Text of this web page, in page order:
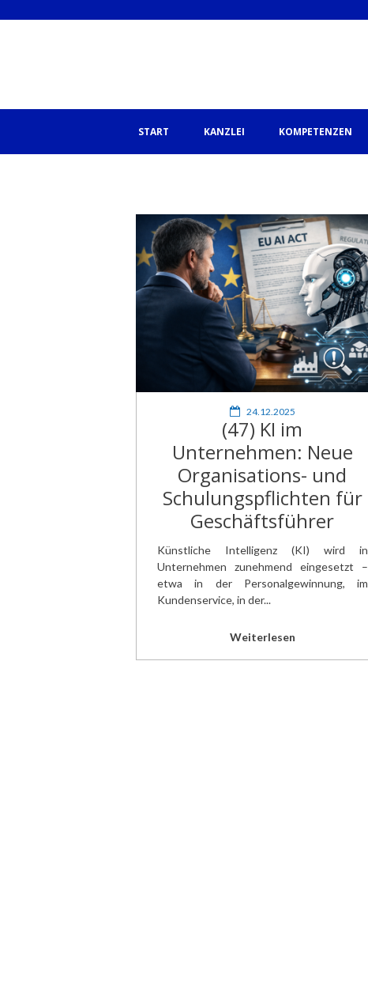
START KANZLEI KOMPETENZEN
24.12.2025
(47) KI im
Unternehmen: Neue
Organisations- und
Schulungspflichten für
Geschäftsführer
Künstliche Intelligenz (KI) wird in
Unternehmen zunehmend eingesetzt –
etwa in der Personalgewinnung, im
Kundenservice, in der...
Weiterlesen